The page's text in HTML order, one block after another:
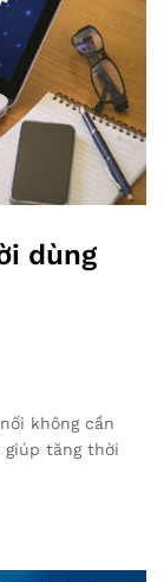
dùng
không cần
tăng thời